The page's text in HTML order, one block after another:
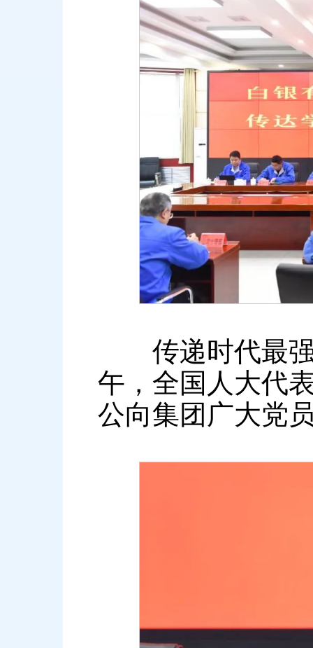
传递时代最强
午，全国人大代
公向集团广大党